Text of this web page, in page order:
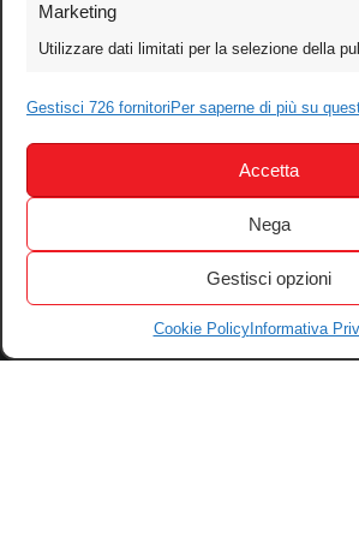
Marketing
Utilizzare dati limitati per la selezione della
Gestisci 726 fornitori Per saperne di più su
Accetta
Nega
Gestisci opzioni
Cookie PolicyInformativa
Games
Test
Audio
Festival & Concorsi
Iscriviti alla newsletter